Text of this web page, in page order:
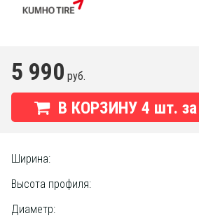
5 990 руб.
В КОРЗИНУ 4 шт. за
Ширина:
Высота профиля:
Диаметр: